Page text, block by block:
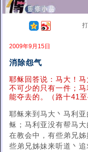
2009年9月15日
消除怨气
耶稣回答说：马大！
不可少的只有一件；
能夺去的。（路十41至
耶稣来到马大丶马利
稣；马利亚没有帮马大
在教会中，有些弟兄
些弟兄姊妹来听道丶